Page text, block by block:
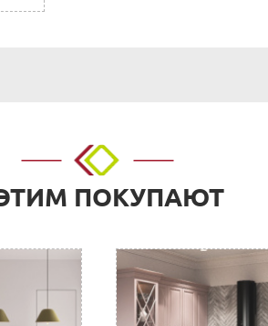
Новгород, ул. Невзоровых, д.64,
физических и юридических лиц.
на сайте или прислать их нам на
который можно оплатить
платежное поручение согласно
ПОКУПАЮТ